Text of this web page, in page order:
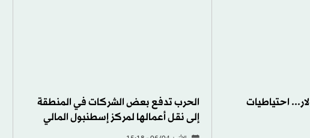
«التعاون الاقتصادي والتنمية» ترفع
توقعاتها لتضخم تركيا بنهاية العام